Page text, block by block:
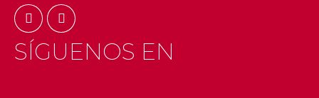
SÍGUENOS EN